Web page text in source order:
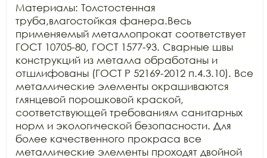
Материалы: Толстостенная
труба,влагостойкая фанера.Весь
применяемый металлопрокат соответствует
ГОСТ 10705-80, ГОСТ 1577-93. Сварные швы
конструкций из металла обработаны и
отшлифованы (ГОСТ Р 52169-2012 п.4.3.10). Все
металлические элементы окрашиваются
глянцевой порошковой краской,
соответствующей требованиям санитарных
норм и экологической безопасности. Для
более качественного прокраса все
металлические элементы проходят двойной